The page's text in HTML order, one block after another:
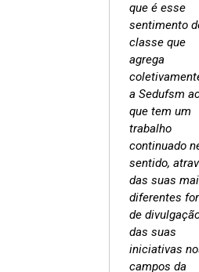
que é esse
sentimento
classe que
agrega
a Sedufsm
que tem um
trabalho
continuado
sentido,
das suas
diferentes
de
das suas
iniciativas
campos da